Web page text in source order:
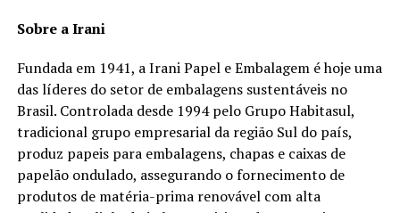
Sobre a Irani
Fundada em 1941, a Irani Papel e Embalagem é hoje uma
das líderes do setor de embalagens sustentáveis no
Brasil. Controlada desde 1994 pelo Grupo Habitasul,
tradicional grupo empresarial da região Sul do país,
produz papeis para embalagens, chapas e caixas de
papelão ondulado, assegurando o fornecimento de
produtos de matéria-prima renovável com alta